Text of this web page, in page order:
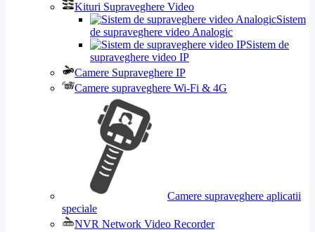
Kituri Supraveghere Video
Sistem
de supraveghere video Analogic
Sistem de
supraveghere video IP
Camere Supraveghere IP
Camere supraveghere Wi-Fi & 4G
Camere supraveghere aplicatii
speciale
NVR Network Video Recorder